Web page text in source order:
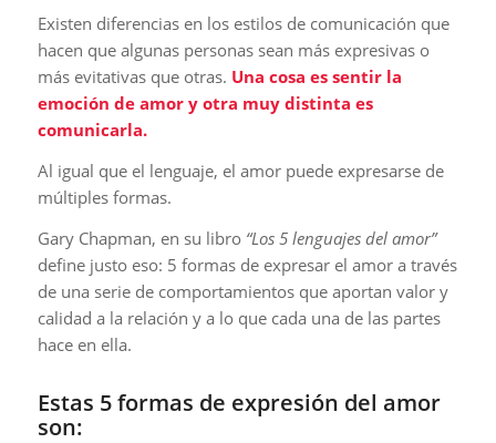
Existen diferencias en los estilos de comunicación que
hacen que algunas personas sean más expresivas o
más evitativas que otras. Una cosa es sentir la
emoción de amor y otra muy distinta es
comunicarla.
Al igual que el lenguaje, el amor puede expresarse de
múltiples formas.
Gary Chapman, en su libro “Los 5 lenguajes del amor”
define justo eso: 5 formas de expresar el amor a través
de una serie de comportamientos que aportan valor y
calidad a la relación y a lo que cada una de las partes
hace en ella.
Estas 5 formas de expresión del amor
son: